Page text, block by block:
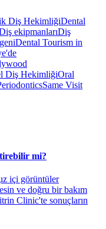
Diş HekimliğiDental
ekipmanlarıDiş
Dental Tourism in
Diş HekimliğiOral
Same Visit
mi?
içi görüntüler
ve doğru bir bakım
Clinic'te sonuçların